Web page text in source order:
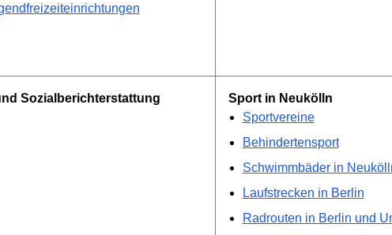
Sozialberichterstattung
Sport in Neukölln
Sportvereine
Behindertensport
Schwimmbäder in
Laufstrecken in Berlin
Radrouten in Berlin und